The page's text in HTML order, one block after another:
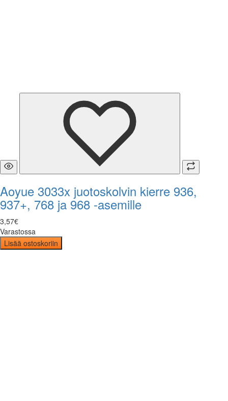
Aoyue 3033x juotoskolvin kierre 936,
937+, 768 ja 968 -asemille
3,57€
Varastossa
Lisää ostoskoriin